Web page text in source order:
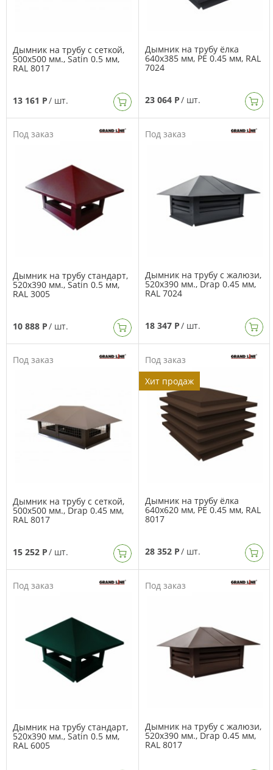
Дымник на трубу с сеткой,
500х500 мм., Satin 0.5 мм,
RAL 8017
13 161 Р/ шт.
Дымник на трубу ёлка
640х385 мм, PE 0.45 мм, RAL
7024
23 064 Р/ шт.
Под заказ
Дымник на трубу стандарт,
520х390 мм., Satin 0.5 мм,
RAL 3005
10 888 Р/ шт.
Под заказ
Дымник на трубу с жалюзи,
520х390 мм., Drap 0.45 мм,
RAL 7024
18 347 Р/ шт.
Под заказ
Дымник на трубу с сеткой,
500х500 мм., Drap 0.45 мм,
RAL 8017
15 252 Р/ шт.
Под заказ
Хит продаж
Дымник на трубу ёлка
640х620 мм, PE 0.45 мм, RAL
8017
28 352 Р/ шт.
Под заказ
Дымник на трубу стандарт,
520х390 мм., Satin 0.5 мм,
RAL 6005
Под заказ
Дымник на трубу с жалюзи,
520х390 мм., Drap 0.45 мм,
RAL 8017